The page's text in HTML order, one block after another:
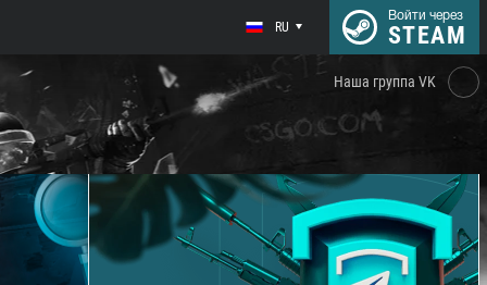
RU
Войти через
STEAM
Наша группа VK